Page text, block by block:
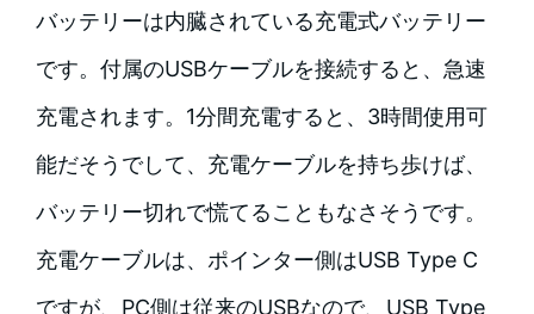
バッテリーは内臓されている充電式バッテリー
です。付属のUSBケーブルを接続すると、急速
充電されます。1分間充電すると、3時間使用可
能だそうでして、充電ケーブルを持ち歩けば、
バッテリー切れで慌てることもなさそうです。
充電ケーブルは、ポインター側はUSB Type C
ですが、PC側は従来のUSBなので、USB Type